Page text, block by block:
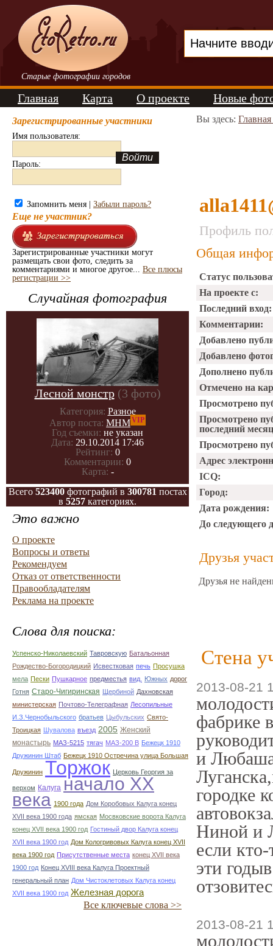
Старые фотографии городов
Главная Карта О проекте Новые
Зарегистрированные участники
Имя пользователя:
Пароль:
Запомнить меня | Забыли пароль?
Еще не участник?
Зарегистрированные участники могут
размещать свои фото, следить за
комментариями и многое другое... Все плюсы
регистрации >>
Случайная фотография
Лесной монстр (3 фото)
Категория: Разное
Автор поста: МНМVIP
Год съемки: не указан
Дата: 29.10.2014 17:46
Рейтинг: 0
Комментарии: 0
Карта: -
Всего 523400фотографий в 300781 постах
в 5257 категориях.
Это важно
О проекте
Вопросы и ответы
Рекомендуем
Отказ от ответственности
Правообладателям
Реклама на проекте
Слова для поиска:
Успенско-Николаевский Тавровскую Батальонная
Рождество-Богородицкий Исвестковая печь Просушка
мела Пески Пушкарное предместья вид. Южных дорог
Готня Старо-Чигиринская Щербиной Дахновская
министерская Почтово-Телеграфная Лесопильные
И.З.Чернобыльского братьев Цыбульских Свято-
Троицкая Шувалова въезд 2005 Женский
монастырь МАЗ-5215 тягач МАЗ-200 В Бежецк 1910
Дружинин Штаб Бежецк 1910 Остречина улица Большая
Дружинин Торжок Церковь Георгия за
верхом Калуга начало ХХ
века 1900 года Дом Коробовых Калуга конец
ХVII века 1900 года ямская Мосвковские ворота Калуга
конец ХVII века 1900 год Гостиный двор Калуга конец
ХVII века 1900 год Дом Кологривовых Калуга конец ХVII
века 1900 год Присутственные места конец ХVII века
1900 год Конец XVIII века Калуга Проектный
генеральный план Дом Чистоклетовых Калуга конец
ХVII века 1900 год Железная дорога
Все ключевые слова >>
Вы здесь:
Профиль
Общая
Статус
На проекте с:
Последний вход:
Комментарии:
Добавлено
Добавлено
Дополнено
Отмечено на
Просмотрено
Просмотрено
последний
Просмотрено
Адрес
ICQ:
Город:
Дата рождения:
До следующего
Друзья
Друзья не
Стена
2013-08-21
фабрике
и Любаша
городке
Ниной и
если
эти
2013-08-21